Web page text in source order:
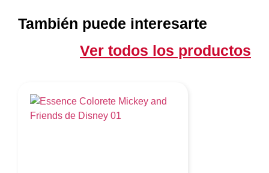
También puede interesarte
Ver todos los productos